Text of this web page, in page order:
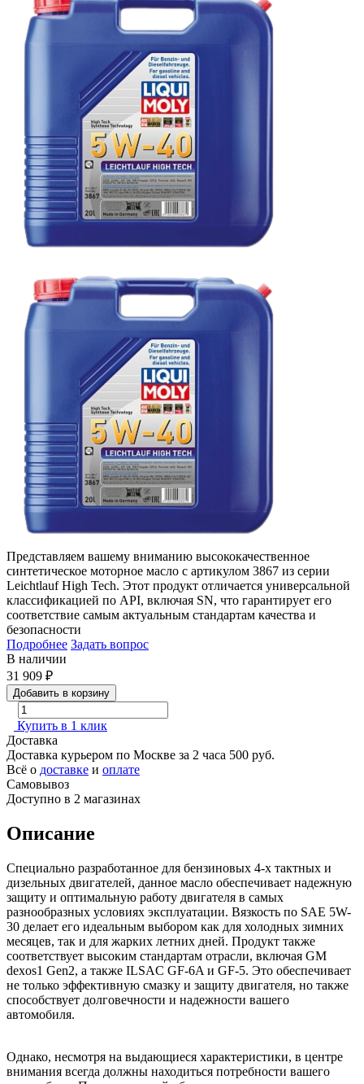
Представляем вашему вниманию высококачественное
синтетическое моторное масло с артикулом 3867 из серии
Leichtlauf High Tech. Этот продукт отличается универсальной
классификацией по API, включая SN, что гарантирует его
соответствие самым актуальным стандартам качества и
безопасности
Подробнее Задать вопрос
В наличии
31 909 ₽
Добавить в корзину
Купить в 1 клик
Доставка
Доставка курьером по Москве за 2 часа 500 руб.
Всё о доставке и оплате
Самовывоз
Доступно в 2 магазинах
Описание
Специально разработанное для бензиновых 4-х тактных и
дизельных двигателей, данное масло обеспечивает надежную
защиту и оптимальную работу двигателя в самых
разнообразных условиях эксплуатации. Вязкость по SAE 5W-
30 делает его идеальным выбором как для холодных зимних
месяцев, так и для жарких летних дней. Продукт также
соответствует высоким стандартам отрасли, включая GM
dexos1 Gen2, а также ILSAC GF-6A и GF-5. Это обеспечивает
не только эффективную смазку и защиту двигателя, но также
способствует долговечности и надежности вашего
автомобиля.
Однако, несмотря на выдающиеся характеристики, в центре
внимания всегда должны находиться потребности вашего